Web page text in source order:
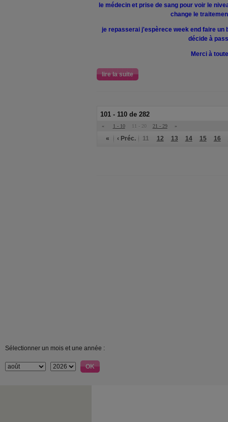
le médecin et prise de sang pour voir le
change le
je repasserai j'espèrece week end faire un
décide à
Merci à
lire la suite
101 - 110 de 282
« 1 - 10 11 - 20 21 - 29 »
« ‹ Préc. 11 12 13 14 15 16
Sélectionner un mois et une année :